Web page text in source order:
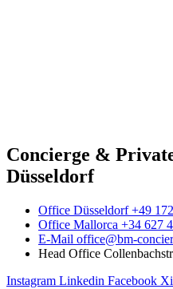
Concierge &
Düsseldorf
Office Düsseldorf +49
Office Mallorca +34 627
E-Mail office@bm-
Head Office
Instagram Linkedin Facebook